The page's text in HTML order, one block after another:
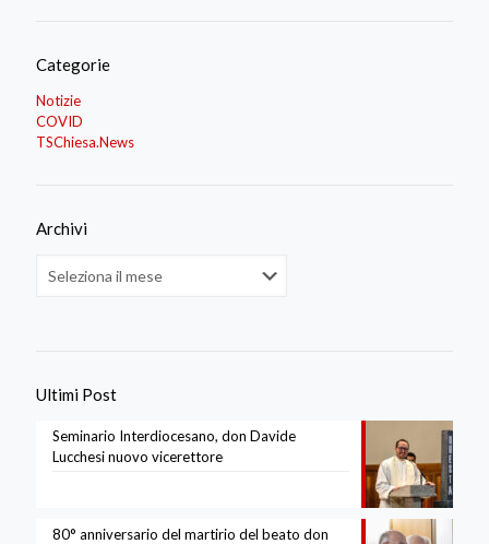
Categorie
Notizie
COVID
TSChiesa.News
Archivi
Ultimi Post
Seminario Interdiocesano, don Davide
Lucchesi nuovo vicerettore
80° anniversario del martirio del beato don